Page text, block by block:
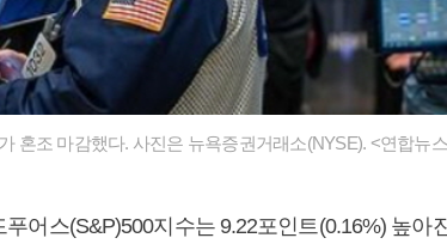
혼조 마감했다. 사진은 뉴욕증권거래소(NYSE). <연합뉴
어스(S&P)500지수는 9.22포인트(0.16%) 높아